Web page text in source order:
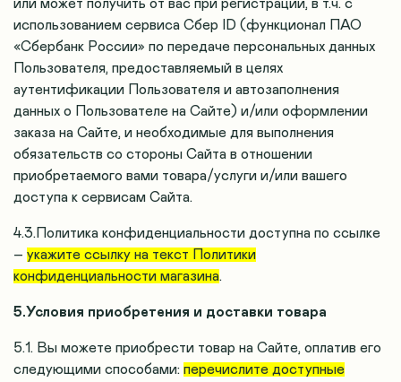
или может получить от вас при регистрации, в т.ч. с
использованием сервиса Сбер ID (функционал ПАО
«Сбербанк России» по передаче персональных данных
Пользователя, предоставляемый в целях
аутентификации Пользователя и автозаполнения
данных о Пользователе на Сайте) и/или оформлении
заказа на Сайте, и необходимые для выполнения
обязательств со стороны Сайта в отношении
приобретаемого вами товара/услуги и/или вашего
доступа к сервисам Сайта.
4.3.Политика конфиденциальности доступна по ссылке
– укажите ссылку на текст Политики
конфиденциальности магазина.
5.Условия приобретения и доставки товара
5.1. Вы можете приобрести товар на Сайте, оплатив его
следующими способами: перечислите доступные